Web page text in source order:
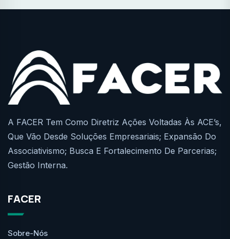
A FACER Tem Como Diretriz Ações Voltadas Às ACE’s,
Que Vão Desde Soluções Empresariais; Expansão Do
Associativismo; Busca E Fortalecimento De Parcerias;
Gestão Interna.
FACER
Sobre-Nós